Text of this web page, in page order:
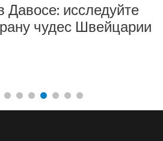
Давосе: исследуйте
чудес Швейцарии